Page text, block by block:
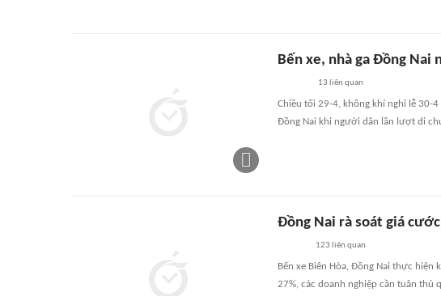
Bến xe, nhà ga Đồng Nai
13 liên quan
Chiều tối 29-4, không khí nghỉ lễ 30-
Đồng Nai khi người dân lần lượt di
Đồng Nai rà soát giá
123 liên quan
Bến xe Biên Hòa, Đồng Nai thực
27%, các doanh nghiệp cần tuân thủ